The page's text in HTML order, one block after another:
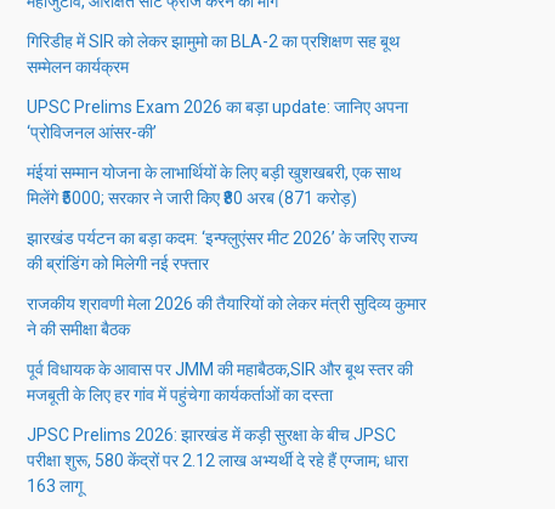
गिरिडीह में SIR को लेकर झामुमो का BLA-2 का प्रशिक्षण सह बूथ
सम्मेलन कार्यक्रम
UPSC Prelims Exam 2026 का बड़ा update: जानिए अपना
‘प्रोविजनल आंसर-की’
मंईयां सम्मान योजना के लाभार्थियों के लिए बड़ी खुशखबरी, एक साथ
मिलेंगे ₹5000; सरकार ने जारी किए ₹80 अरब (871 करोड़)
झारखंड पर्यटन का बड़ा कदम: ‘इन्फ्लुएंसर मीट 2026’ के जरिए राज्य
की ब्रांडिंग को मिलेगी नई रफ्तार
राजकीय श्रावणी मेला 2026 की तैयारियों को लेकर मंत्री सुदिव्य कुमार
ने की समीक्षा बैठक
पूर्व विधायक के आवास पर JMM की महाबैठक,SIR और बूथ स्तर की
मजबूती के लिए हर गांव में पहुंचेगा कार्यकर्ताओं का दस्ता
JPSC Prelims 2026: झारखंड में कड़ी सुरक्षा के बीच JPSC
परीक्षा शुरू, 580 केंद्रों पर 2.12 लाख अभ्यर्थी दे रहे हैं एग्जाम; धारा
163 लागू